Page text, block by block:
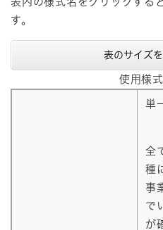
す。
表のサイズ
使用様
単
全
種
事
で
が